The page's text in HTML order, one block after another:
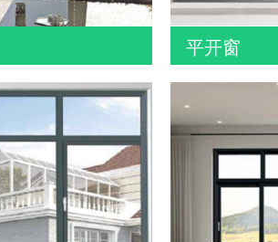
平开窗